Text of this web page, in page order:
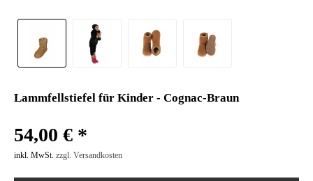
Lammfellstiefel für Kinder - Cognac-Braun
54,00 € *
inkl. MwSt. zzgl. Versandkosten